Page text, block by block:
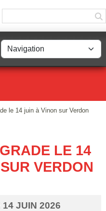
le 14 juin à Vinon sur Verdon
LE 14
VERDON
14 JUIN 2026